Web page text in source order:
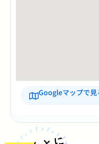
Googleマップで見